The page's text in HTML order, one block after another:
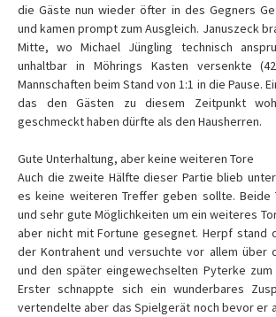
die Gäste nun wieder öfter in des Gegners
und kamen prompt zum Ausgleich. Januszeck
Mitte, wo Michael Jüngling technisch
unhaltbar in Möhrings Kasten versenkte
Mannschaften beim Stand von 1:1 in die Pause.
das den Gästen zu diesem Zeitpunkt
geschmeckt haben dürfte als den Hausherren.
Gute Unterhaltung, aber keine weiteren Tore
Auch die zweite Hälfte dieser Partie blieb
es keine weiteren Treffer geben sollte. Beide
und sehr gute Möglichkeiten um ein weiteres
aber nicht mit Fortune gesegnet. Herpf stand
der Kontrahent und versuchte vor allem über
und den später eingewechselten Pyterke zum
Erster schnappte sich ein wunderbares
vertendelte aber das Spielgerät noch bevor er